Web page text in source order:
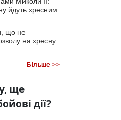
йдуть хресним
що не
на хресну
Більше >>
ще
дії?